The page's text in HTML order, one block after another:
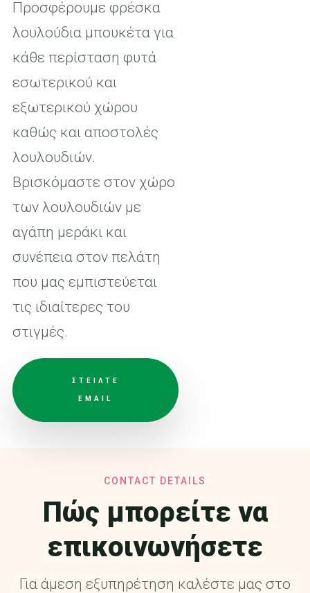
Προσφέρουμε φρέσκα
λουλούδια μπουκέτα για
κάθε περίσταση φυτά
εσωτερικού και
εξωτερικού χώρου
καθώς και αποστολές
λουλουδιών.
Βρισκόμαστε στον χώρο
των λουλουδιών με
αγάπη μεράκι και
συνέπεια στον πελάτη
που μας εμπιστεύεται
τις ιδιαίτερες του
στιγμές.
ΣΤΕΙΛΤΕ
EMAIL
CONTACT DETAILS
Πώς μπορείτε να
επικοινωνήσετε
Για άμεση εξυπηρέτηση καλέστε μας στο